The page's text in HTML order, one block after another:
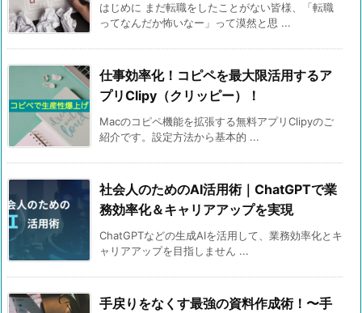
はじめに まだ転職をしたことがない皆様、「転職
ってなんだか怖いなー」って漠然と思 ...
仕事効率化！コピペを最大限活用するア
プリClipy（クリッピー）！
Macのコピペ機能を拡張する無料アプリClipyのご
紹介です。設定方法から基本的 ...
社会人のためのAI活用術｜ChatGPTで業
務効率化＆キャリアアップを実現
ChatGPTなどの生成AIを活用して、業務効率化とキ
ャリアアップを目指しません ...
手戻りをなくす最強の資料作成術！〜手